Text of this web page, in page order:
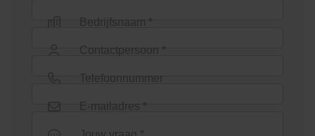
Bedrijfsnaam *
Contactpersoon *
Telefoonnummer
E-mailadres *